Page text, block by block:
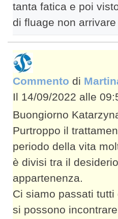
tanta fatica e poi
di fluage non
Commento di
Il 14/09/2022 alle
Buongiorno
Purtroppo il
periodo della vita
è divisi tra il
appartenenza.
Ci siamo passati
si possono